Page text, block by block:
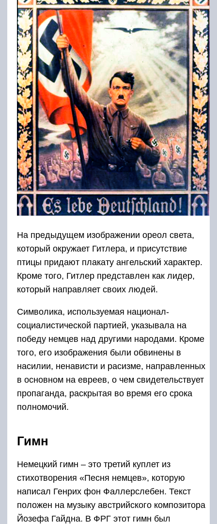
На предыдущем изображении ореол света,
который окружает Гитлера, и присутствие
птицы придают плакату ангельский характер.
Кроме того, Гитлер представлен как лидер,
который направляет своих людей.
Символика, используемая национал-
социалистической партией, указывала на
победу немцев над другими народами. Кроме
того, его изображения были обвинены в
насилии, ненависти и расизме, направленных
в основном на евреев, о чем свидетельствует
пропаганда, раскрытая во время его срока
полномочий.
Гимн
Немецкий гимн – это третий куплет из
стихотворения «Песня немцев», которую
написал Генрих фон Фаллерслебен. Текст
положен на музыку австрийского композитора
Йозефа Гайдна. В ФРГ этот гимн был